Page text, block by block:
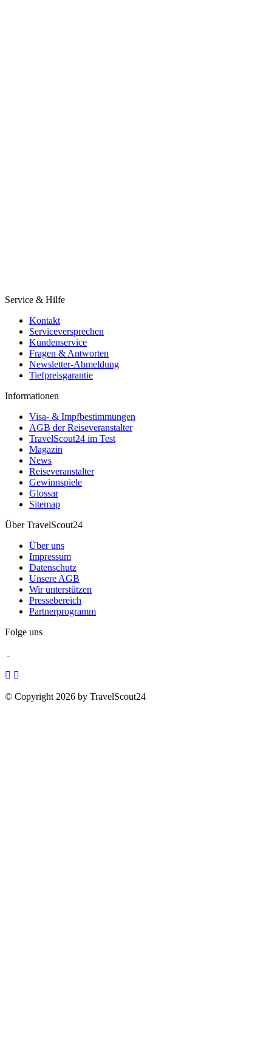
Service & Hilfe
Kontakt
Serviceversprechen
Kundenservice
Fragen & Antworten
Newsletter-Abmeldung
Tiefpreisgarantie
Informationen
Visa- & Impfbestimmungen
AGB der Reiseveranstalter
TravelScout24 im Test
Magazin
News
Reiseveranstalter
Gewinnspiele
Glossar
Sitemap
Über TravelScout24
Über uns
Impressum
Datenschutz
Unsere AGB
Wir unterstützen
Pressebereich
Partnerprogramm
Folge uns
© Copyright 2026 by TravelScout24